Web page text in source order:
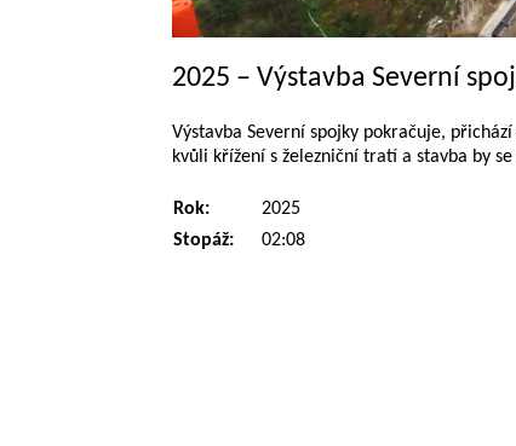
2025 – Výstavba Severní
Výstavba Severní spojky pokračuje,
kvůli křížení s železniční tratí a stavba by
Rok:
2025
Stopáž:
02:08